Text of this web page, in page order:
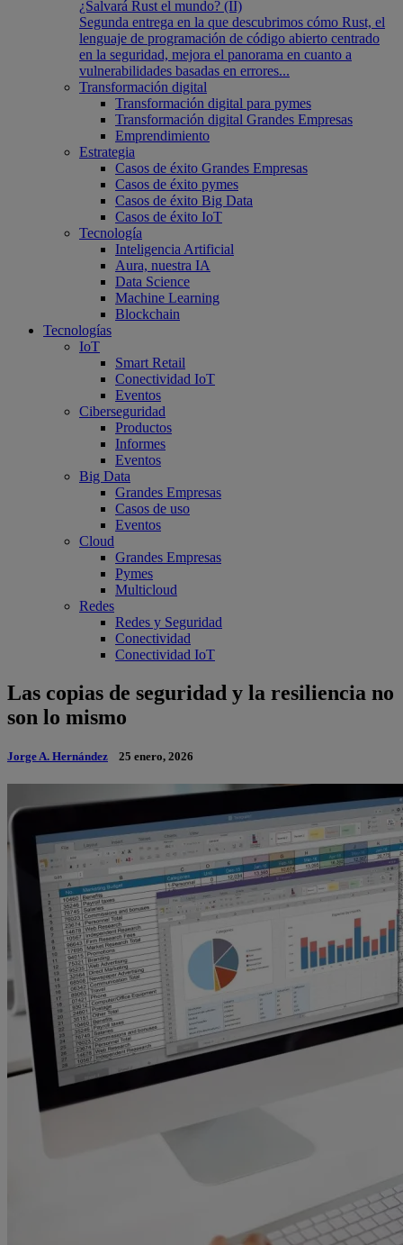
¿Salvará Rust el mundo? (II)
Segunda entrega en la que descubrimos cómo Rust, el
lenguaje de programación de código abierto centrado
en la seguridad, mejora el panorama en cuanto a
vulnerabilidades basadas en errores...
Transformación digital
Transformación digital para pymes
Transformación digital Grandes Empresas
Emprendimiento
Estrategia
Casos de éxito Grandes Empresas
Casos de éxito pymes
Casos de éxito Big Data
Casos de éxito IoT
Tecnología
Inteligencia Artificial
Aura, nuestra IA
Data Science
Machine Learning
Blockchain
Tecnologías
IoT
Smart Retail
Conectividad IoT
Eventos
Ciberseguridad
Productos
Informes
Eventos
Big Data
Grandes Empresas
Casos de uso
Eventos
Cloud
Grandes Empresas
Pymes
Multicloud
Redes
Redes y Seguridad
Conectividad
Conectividad IoT
Las copias de seguridad y la resiliencia no
son lo mismo
Jorge A. Hernández 25 enero, 2026